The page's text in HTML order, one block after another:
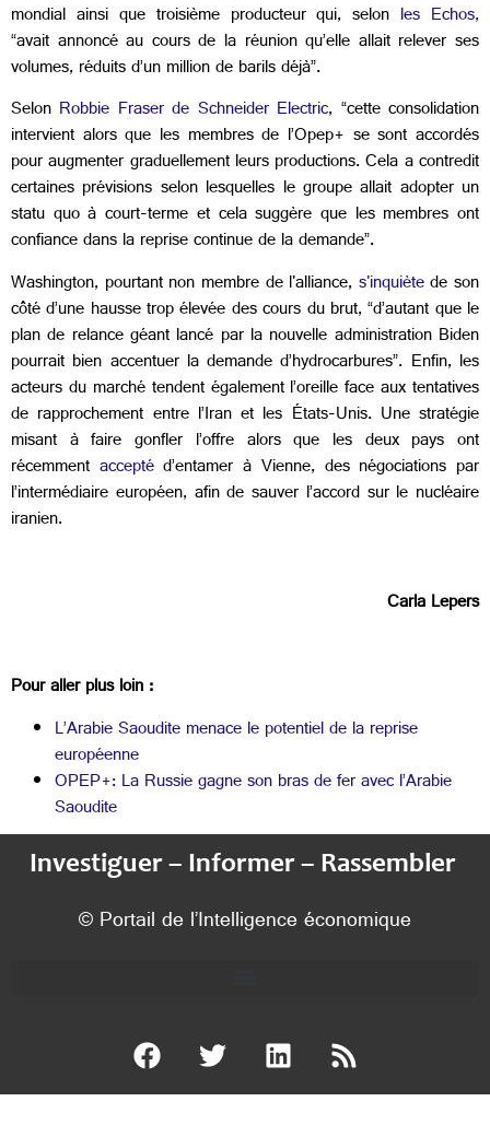
mondial ainsi que troisième producteur qui, selon les Echos,
“avait annoncé au cours de la réunion qu’elle allait relever ses
volumes, réduits d’un million de barils déjà”.
Selon Robbie Fraser de Schneider Electric, “cette consolidation
intervient alors que les membres de l’Opep+ se sont accordés
pour augmenter graduellement leurs productions. Cela a contredit
certaines prévisions selon lesquelles le groupe allait adopter un
statu quo à court-terme et cela suggère que les membres ont
confiance dans la reprise continue de la demande”.
Washington, pourtant non membre de l'alliance,s'inquiètede son
côté d’une hausse trop élevée des cours du brut, “d’autant que le
plan de relance géant lancé par la nouvelle administration Biden
pourrait bien accentuer la demande d’hydrocarbures”. Enfin, les
acteurs du marché tendent également l’oreille face aux tentatives
de rapprochement entre l’Iran et les États-Unis. Une stratégie
misant à faire gonfler l’offre alors que les deux pays ont
récemment acceptéd’entamer à Vienne, des négociations par
l’intermédiaire européen, afin de sauver l’accord sur le nucléaire
iranien.
Carla Lepers
Pour aller plus loin :
L’Arabie Saoudite menace le potentiel de la reprise
européenne
OPEP+: La Russie gagne son bras de fer avec l’Arabie
Saoudite
Investiguer – Informer – Rassembler
© Portail de l’Intelligence économique